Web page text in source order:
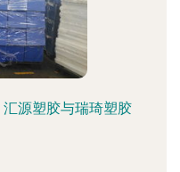
源塑胶与瑞琦塑胶